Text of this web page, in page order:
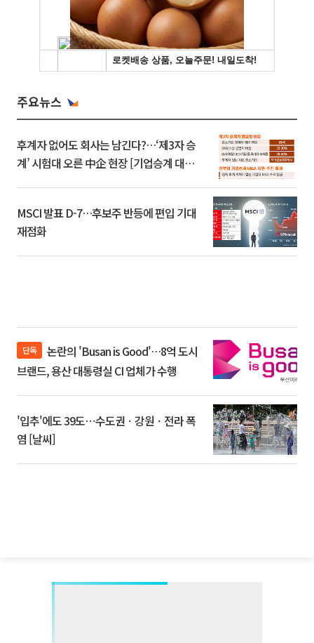
주요뉴스
후계자 없어도 회사는 남긴다?…‘제3자 승
계’ 시험대 오른 中企 현장 [기업승계 대전
MSCI 발표 D-7…후보주 반등에 편입 기대
재점화
단독
브랜드, 용산 대통령실 CI 업체가 수행
'입추'에도 39도⋯수도권ㆍ강원ㆍ전라 폭
염 [날씨]